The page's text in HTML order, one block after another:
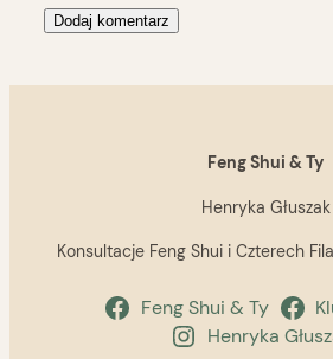
Feng Shui & Ty
Henryka Głuszak
Konsultacje Feng Shui i Czterech
Feng Shui & Ty
Henryka